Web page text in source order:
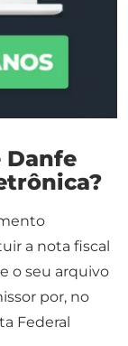
Danfe
a nota fiscal
o seu arquivo
por, no
Federal